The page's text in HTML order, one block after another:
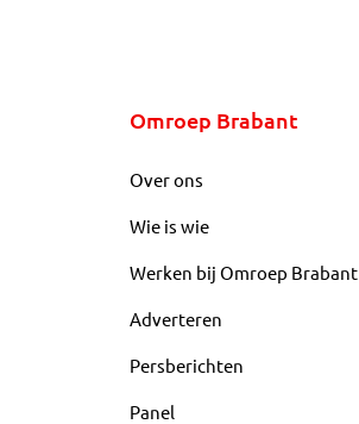
Omroep Brabant
Over ons
Wie is wie
Werken bij Omroep Brabant
Adverteren
Persberichten
Panel